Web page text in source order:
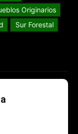
Originarios
Sur Forestal